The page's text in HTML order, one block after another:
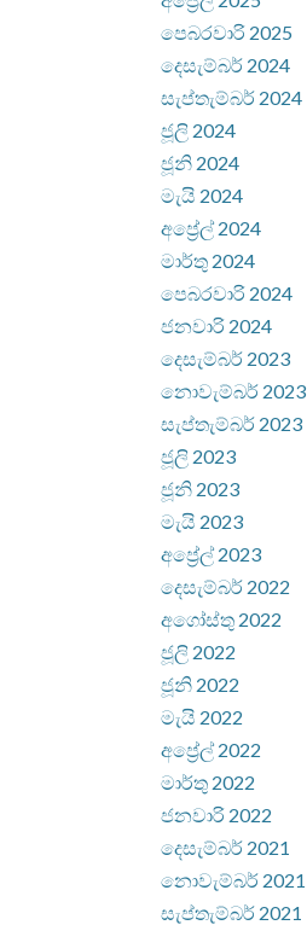
පෙබරවාරි 2025
දෙසැම්බර් 2024
සැප්තැම්බර් 2024
ජූලි 2024
ජූනි 2024
මැයි 2024
අප්‍රේල් 2024
මාර්තු 2024
පෙබරවාරි 2024
ජනවාරි 2024
දෙසැම්බර් 2023
නොවැම්බර් 2023
සැප්තැම්බර් 2023
ජූලි 2023
ජූනි 2023
මැයි 2023
අප්‍රේල් 2023
දෙසැම්බර් 2022
අගෝස්තු 2022
ජූලි 2022
ජූනි 2022
මැයි 2022
අප්‍රේල් 2022
මාර්තු 2022
ජනවාරි 2022
දෙසැම්බර් 2021
නොවැම්බර් 2021
සැප්තැම්බර් 2021